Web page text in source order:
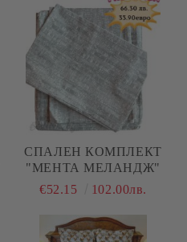
СПАЛЕН КОМПЛЕКТ
"МЕНТА МЕЛАНДЖ"
€52.15
102.00лв.